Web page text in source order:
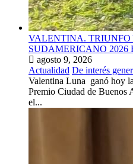
VALENTINA. TRIUNFO
SUDAMERICANO 2026
agosto 9, 2026
Actualidad De interés
Valentina Luna ganó hoy
Premio Ciudad de Buenos
el...